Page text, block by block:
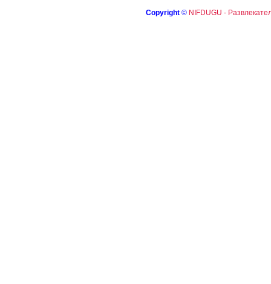
Copyright © NIFDUGU -